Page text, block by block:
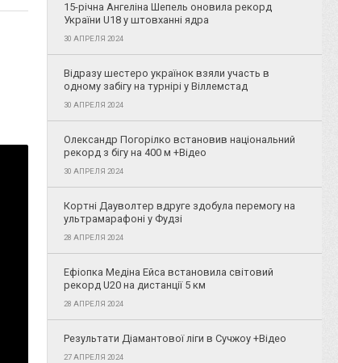
15-річна Ангеліна Шепель оновила рекорд
України U18 у штовханні ядра
30 АПРЕЛЯ 2024
Відразу шестеро українок взяли участь в
одному забігу на турнірі у Віллемстад
30 АПРЕЛЯ 2024
Олександр Погорілко встановив національний
рекорд з бігу на 400 м +Відео
30 АПРЕЛЯ 2024
Кортні Дауволтер вдруге здобула перемогу на
ультрамарафоні у Фудзі
28 АПРЕЛЯ 2024
Ефіопка Медіна Ейса встановила світовий
рекорд U20 на дистанції 5 км
28 АПРЕЛЯ 2024
Результати Діамантової ліги в Сучжоу +Відео
27 АПРЕЛЯ 2024